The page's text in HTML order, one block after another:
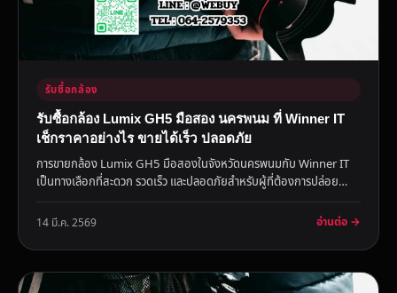
รับซื้อกล้อง
รับซื้อกล้อง Lumix GH5 มือสอง นครพนม ที่ Winner IT
เช็กราคาอย่างไร ขายได้เร็ว ปลอดภัย
การขายกล้อง Lumix GH5 มือสองในจังหวัดนครพนมกับ Winner IT
เป็นทางเลือกที่สะดวก รวดเร็ว และปลอดภัยสำหรับผู้ที่ต้องการปล่อย
กล้อง...
14 มี.ค. 2569 อ่านต่อ →